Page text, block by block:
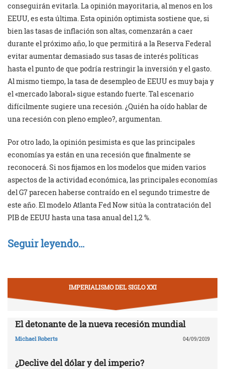
conseguirán evitarla. La opinión mayoritaria, al menos en los
EEUU, es esta última. Esta opinión optimista sostiene que, si
bien las tasas de inflación son altas, comenzarán a caer
durante el próximo año, lo que permitirá a la Reserva Federal
evitar aumentar demasiado sus tasas de interés políticas
hasta el punto de que podría restringir la inversión y el gasto.
Al mismo tiempo, la tasa de desempleo de EEUU es muy baja y
el «mercado laboral» sigue estando fuerte. Tal escenario
difícilmente sugiere una recesión. ¿Quién ha oído hablar de
una recesión con pleno empleo?, argumentan.
Por otro lado, la opinión pesimista es que las principales
economías ya están en una recesión que finalmente se
reconocerá. Si nos fijamos en los modelos que miden varios
aspectos de la actividad económica, las principales economías
del G7 parecen haberse contraído en el segundo trimestre de
este año. El modelo Atlanta Fed Now sitúa la contratación del
PIB de EEUU hasta una tasa anual del 1,2 %.
Seguir leyendo…
IMPERIALISMO DEL SIGLO XXI
El detonante de la nueva recesión mundial
Michael Roberts 04/09/2019
¿Declive del dólar y del imperio?